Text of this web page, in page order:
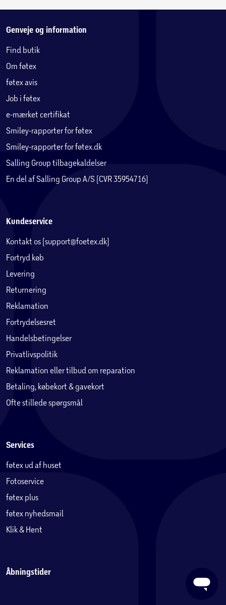
Genveje og information
Find butik
Om føtex
føtex avis
Job i føtex
e-mærket certifikat
Smiley-rapporter for føtex
Smiley-rapporter for føtex.dk
Salling Group tilbagekaldelser
En del af Salling Group A/S (CVR 35954716)
Kundeservice
Kontakt os (support@foetex.dk)
Fortryd køb
Levering
Returnering
Reklamation
Fortrydelsesret
Handelsbetingelser
Privatlivspolitik
Reklamation eller tilbud om reparation
Betaling, købekort & gavekort
Ofte stillede spørgsmål
Services
føtex ud af huset
Fotoservice
føtex plus
føtex nyhedsmail
Klik & Hent
Åbningstider